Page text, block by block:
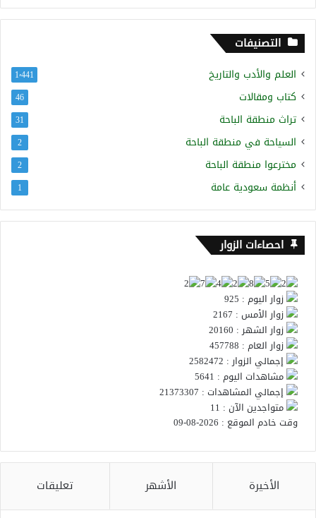
التصنيفات
العلم والأدب والتاريخ 1٬441
كتاب ومقالات 46
تراث منطقة الباحة 31
السياحة في منطقة الباحة 2
مخترعوا منطقة الباحة 2
أنظمة سعودية عامة 1
احصاءات الزوار
زوار اليوم : 925
زوار الأمس : 2167
زوار الشهر : 20160
زوار العام : 457788
إجمالي الزوار : 2582472
مشاهدات اليوم : 5641
إجمالي المشاهدات : 21373307
متواجدين الآن : 11
وقت خادم الموقع : 2026-08-09
الأخيرة الأشهر تعليقات